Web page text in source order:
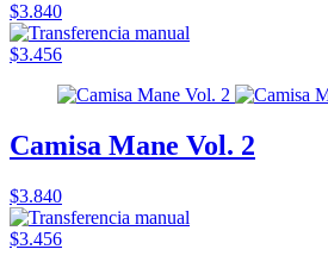
$3.840
$3.456
Camisa Mane Vol. 2
$3.840
$3.456